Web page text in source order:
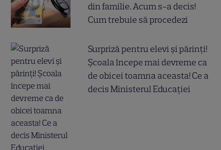
din familie. Acum s-a decis!
Cum trebuie să procedezi
Surpriză pentru elevi și părinți!
Școala începe mai devreme ca
de obicei toamna aceasta! Ce a
decis Ministerul Educației